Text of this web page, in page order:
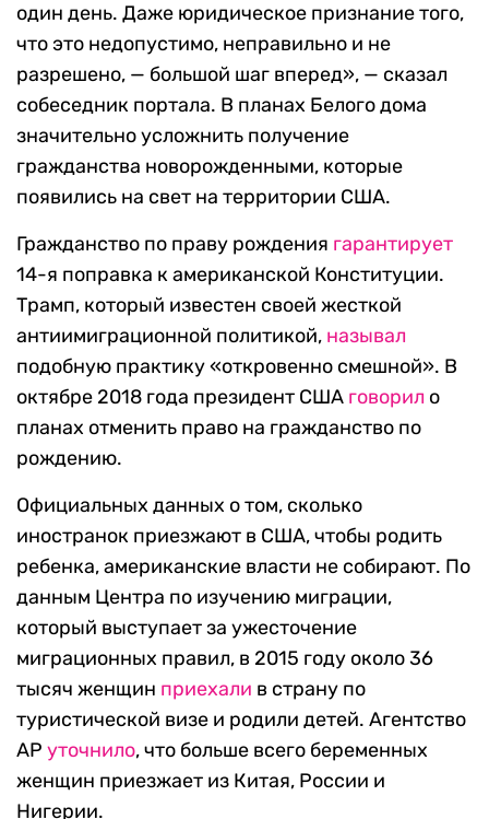
один день. Даже юридическое признание того,
что это недопустимо, неправильно и не
разрешено, — большой шаг вперед», — сказал
собеседник портала. В планах Белого дома
значительно усложнить получение
гражданства новорожденными, которые
появились на свет на территории США.
Гражданство по праву рождения гарантирует
14-я поправка к американской Конституции.
Трамп, который известен своей жесткой
антиимиграционной политикой, называл
подобную практику «откровенно смешной». В
октябре 2018 года президент США говорил о
планах отменить право на гражданство по
рождению.
Официальных данных о том, сколько
иностранок приезжают в США, чтобы родить
ребенка, американские власти не собирают. По
данным Центра по изучению миграции,
который выступает за ужесточение
миграционных правил, в 2015 году около 36
тысяч женщин приехали в страну по
туристической визе и родили детей. Агентство
АР уточнило, что больше всего беременных
женщин приезжает из Китая, России и
Нигерии.